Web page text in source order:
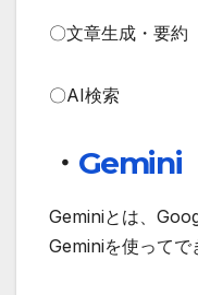
〇文章生成・要約
〇AI検索
・ Gemini
Geminiとは、
Geminiを使ってで